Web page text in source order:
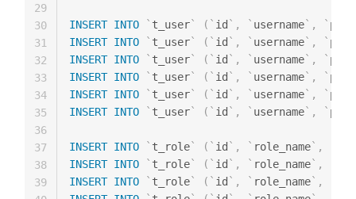
INSERT INTO ` t_user` ( ` id` , ` username` , `
INSERT INTO ` t_user` ( ` id` , ` username` , `
INSERT INTO ` t_user` ( ` id` , ` username` , `
INSERT INTO ` t_user` ( ` id` , ` username` , `
INSERT INTO ` t_user` ( ` id` , ` username` , `
INSERT INTO ` t_user` ( ` id` , ` username` , `
INSERT INTO ` t_role` ( ` id` , ` role_name` ,
INSERT INTO ` t_role` ( ` id` , ` role_name` ,
INSERT INTO ` t_role` ( ` id` , ` role_name` ,
29
30
31
32
33
34
35
36
37
38
39